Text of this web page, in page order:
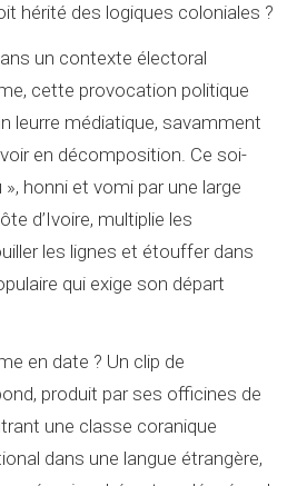
hérité des logiques coloniales ?
un contexte électoral
cette provocation politique
leurre médiatique, savamment
en décomposition. Ce soi-
honni et vomi par une large
d’Ivoire, multiplie les
les lignes et étouffer dans
qui exige son départ
en date ? Un clip de
produit par ses officines de
une classe coranique
dans une langue étrangère,